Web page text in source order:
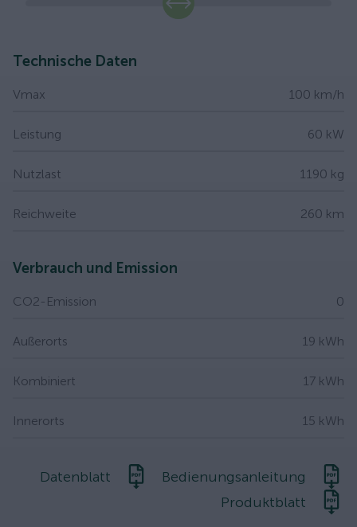
Technische Daten
Vmax 100 km/h
Leistung 60 kW
Nutzlast 1190 kg
Reichweite 260 km
Verbrauch und Emission
CO2-Emission 0
Außerorts 19 kWh
Kombiniert 17 kWh
Innerorts 15 kWh
Datenblatt
Bedienungsanleitung
Produktblatt